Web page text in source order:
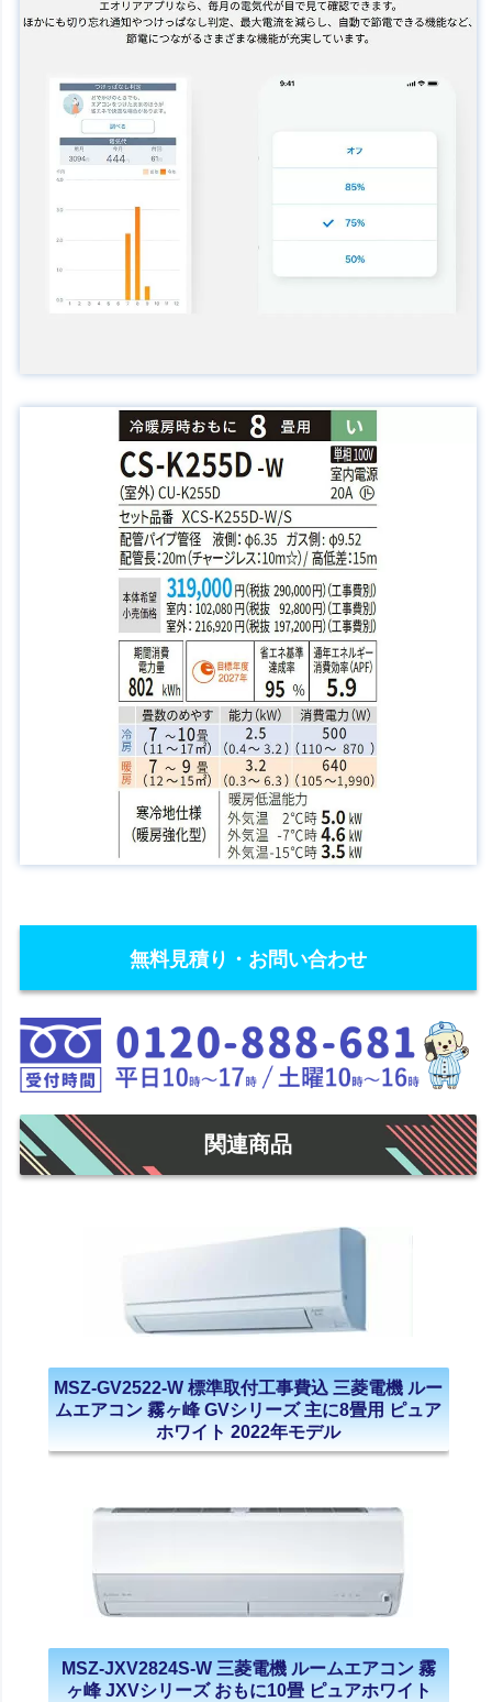
無料見積り・お問い合わせ
関連商品
MSZ-GV2522-W 標準取付工事費込 三菱電機 ルー
ムエアコン 霧ヶ峰 GVシリーズ 主に8畳用 ピュア
ホワイト 2022年モデル
MSZ-JXV2824S-W 三菱電機 ルームエアコン 霧
ヶ峰 JXVシリーズ おもに10畳 ピュアホワイト